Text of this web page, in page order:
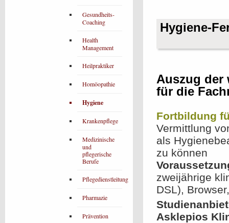
Hygiene-
Auszug der
für die
Fortbildung
Vermittlung
als
zu können
zweijährige
DSL),
Asklepios
Gesundheits-
Coaching
Health
Management
Heilpraktiker
Homöopathie
Hygiene
Krankenpflege
Medizinische
und
pflegerische
Berufe
Pflegedienstleitung
Pharmazie
Prävention